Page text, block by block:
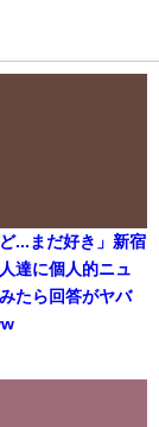
...まだ好き」新宿
達に個人的ニュ
たら回答がヤバ